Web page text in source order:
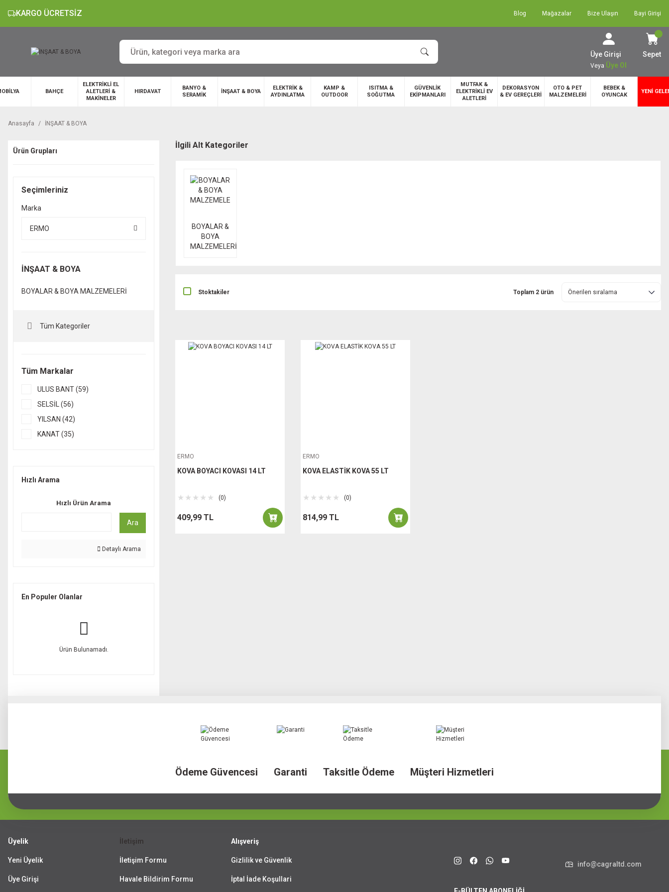
KARGO ÜCRETSİZ Blog Mağazalar Bize Ulaşın Bayi Girişi
Üye Girişi
Veya Üye Ol
Sepet
BAHÇE
ELEKTRİKLİ EL
ALETLERİ &
MAKİNELER
HIRDAVAT
BANYO &
SERAMİK
İNŞAAT & BOYA
ELEKTRİK &
AYDINLATMA
KAMP &
OUTDOOR
ISITMA &
SOĞUTMA
GÜVENLİK
EKİPMANLARI
MUTFAK &
ELEKTRİKLİ EV
ALETLERİ
DEKORASYON
& EV GEREÇLERİ
OTO & PET
MALZEMELERİ
BEBEK &
OYUNCAK
YENİ
Anasayfa İNŞAAT & BOYA
Ürün Grupları
Seçimleriniz
Marka
ERMO
İNŞAAT & BOYA
BOYALAR & BOYA MALZEMELERİ
Tüm Kategoriler
Tüm Markalar
ULUS BANT (59)
SELSİL (56)
YILSAN (42)
KANAT (35)
CALDİNİ (12)
ÇUKUROVA (1)
Hızlı Arama
Hızlı Ürün Arama
Ara
Detaylı Arama
En Populer Olanlar
Ürün Bulunamadı.
İlgili Alt Kategoriler
BOYALAR &
BOYA
MALZEMELERİ
Stoktakiler Toplam 2 ürün
ERMO
KOVA BOYACI KOVASI 14 LT
(0)
409,99 TL
ERMO
KOVA ELASTİK KOVA 55 LT
(0)
814,99 TL
Ödeme Güvencesi Garanti Taksitle Ödeme Müşteri Hizmetleri
Üyelik
Yeni Üyelik
Üye Girişi
İletişim
İletişim Formu
Havale Bildirim Formu
Alışveriş
Gizlilik ve Güvenlik
İptal İade Koşullari
info@cagraltd.com